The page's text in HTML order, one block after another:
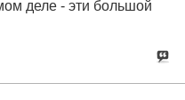
деле - эти большой